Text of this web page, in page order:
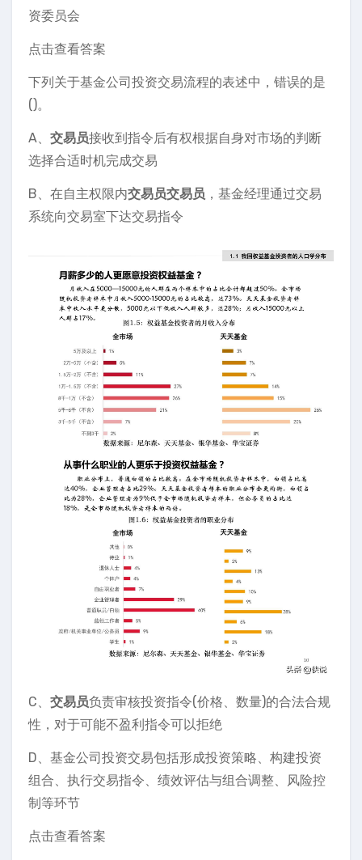
资委员会
点击查看答案
下列关于基金公司投资交易流程的表述中，错误的是
()。
A、 交易员接收到指令后有权根据自身对市场的判断
选择合适时机完成交易
B、在自主权限内交易员交易员 ，基金经理通过交易
系统向交易室下达交易指令
C、 交易员负责审核投资指令(价格、数量)的合法合规
性，对于可能不盈利指令可以拒绝
D、基金公司投资交易包括形成投资策略、构建投资
组合、执行交易指令、绩效评估与组合调整、风险控
制等环节
点击查看答案